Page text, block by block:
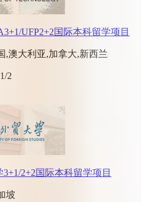
UFP2+2国际本科留学项目
,澳大利亚,加拿大,新西兰
2
2+2国际本科留学项目
坡